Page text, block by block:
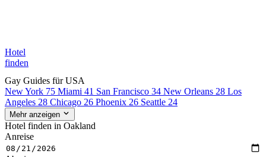
Hotel
finden
Gay Guides für USA
New York 75 Miami 41 San Francisco 34 New Orleans 28 Los
Angeles 28 Chicago 26 Phoenix 26 Seattle 24
Mehr anzeigen
Hotel finden in Oakland
Anreise